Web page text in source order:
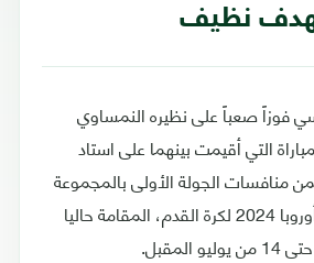
نظيف
فوزاً صعباً على نظيره النمساوي
التي أقيمت بينهما على استاد
منافسات الجولة الأولى بالمجموعة
الرابعة لبطولة كأس أوروبا 2024 لكرة القدم، المقامة حاليا